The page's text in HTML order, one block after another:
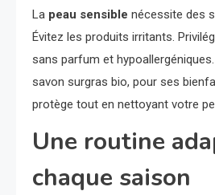
La peau sensible nécessite des
Évitez les produits irritants.
sans parfum et hypoallergéniques.
savon surgras bio, pour ses
protège tout en nettoyant votre
Une routine
chaque saison